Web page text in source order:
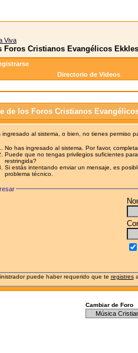
Viva
Foros Cristianos Evangélicos
Directorio de Videos
de los Foros Cristianos
ingresado al sistema, o bien, no tienes permiso
No has ingresado al sistema. Por favor,
Puede que no tengas privilegios suficientes
restringida?
Si estás intentando enviar un mensaje, es
problema técnico.
puede haber requerido que te registres
Cambiar de Foro